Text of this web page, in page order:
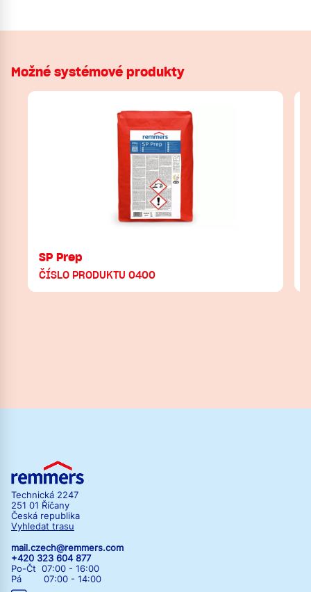
Možné systémové produkty
SP Prep
ČÍSLO PRODUKTU 0400
Technická 2247
251 01 Říčany
Česká republika
Vyhledat trasu
mail.czech@remmers.com
+420 323 604 877
Po-Čt 07:00 - 16:00
Pá 07:00 - 14:00